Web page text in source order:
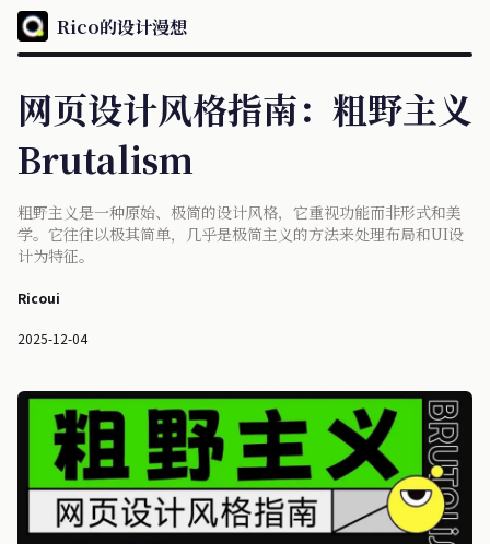
Rico的设计漫想
网页设计风格指南：粗野主义
Brutalism
粗野主义是一种原始、极简的设计风格，它重视功能而非形式和美
学。它往往以极其简单，几乎是极简主义的方法来处理布局和UI设
计为特征。
Ricoui
2025-12-04